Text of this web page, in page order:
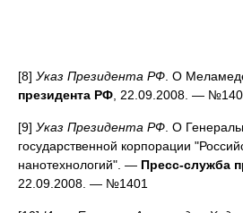
[8] Указ Президента РФ . О
президента РФ , 22.09.2008. —
[9] Указ Президента РФ . О
государственной корпорации
нанотехнологий". — Пресс-служба
22.09.2008. — №1401